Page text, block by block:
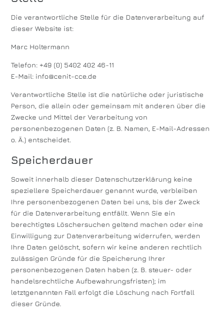
Die verantwortliche Stelle für die Datenverarbeitung auf
dieser Website ist:
Marc Holtermann
Telefon: +49 (0) 5402 402 46-11
E-Mail: info@cenit-cce.de
Verantwortliche Stelle ist die natürliche oder juristische
Person, die allein oder gemeinsam mit anderen über die
Zwecke und Mittel der Verarbeitung von
personenbezogenen Daten (z. B. Namen, E-Mail-Adressen
o. Ä.) entscheidet.
Speicherdauer
Soweit innerhalb dieser Datenschutzerklärung keine
speziellere Speicherdauer genannt wurde, verbleiben
Ihre personenbezogenen Daten bei uns, bis der Zweck
für die Datenverarbeitung entfällt. Wenn Sie ein
berechtigtes Löschersuchen geltend machen oder eine
Einwilligung zur Datenverarbeitung widerrufen, werden
Ihre Daten gelöscht, sofern wir keine anderen rechtlich
zulässigen Gründe für die Speicherung Ihrer
personenbezogenen Daten haben (z. B. steuer- oder
handelsrechtliche Aufbewahrungsfristen); im
letztgenannten Fall erfolgt die Löschung nach Fortfall
dieser Gründe.